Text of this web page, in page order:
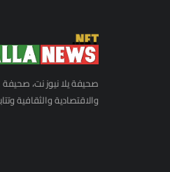
صحيفة يلا نيوز نت، صحيفة
والاقتصادية والثقافية